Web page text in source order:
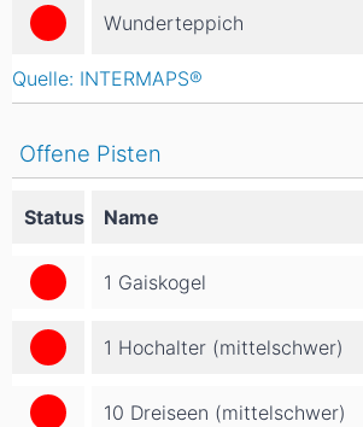
Offene Pisten
Status Name
1 Gaiskogel
1 Hochalter (mittelschwer)
10 Dreiseen (mittelschwer)
Wunderteppich
Quelle: INTERMAPS®